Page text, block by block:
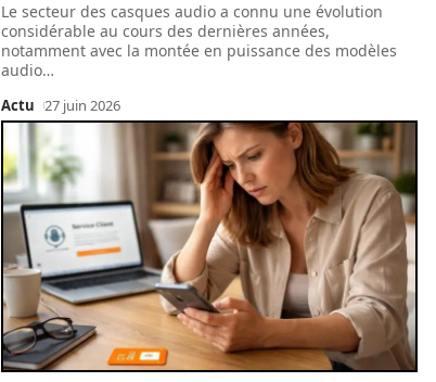
Le secteur des casques audio a connu une évolution
considérable au cours des dernières années,
notamment avec la montée en puissance des modèles
audio…
Actu 27 juin 2026